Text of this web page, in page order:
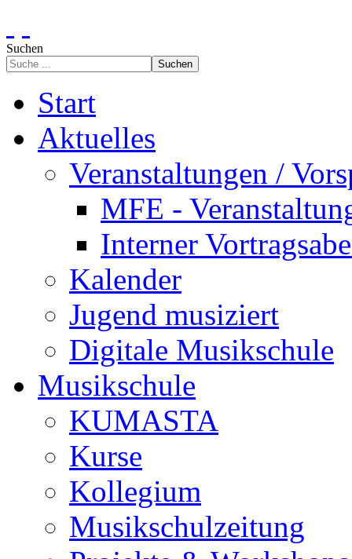
Suchen
Suchen
Start
Aktuelles
Veranstaltungen /
MFE -
Interner
Kalender
Jugend musiziert
Digitale Musikschule
Musikschule
KUMASTA
Kurse
Kollegium
Musikschulzeitung